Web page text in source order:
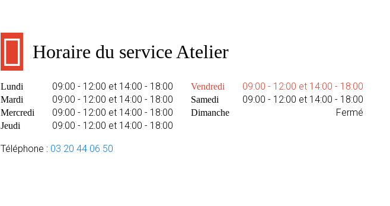
Horaire du service Atelier
Lundi 09:00 - 12:00 et 14:00 - 18:00
Mardi 09:00 - 12:00 et 14:00 - 18:00
Mercredi 09:00 - 12:00 et 14:00 - 18:00
Jeudi 09:00 - 12:00 et 14:00 - 18:00
Vendredi 09:00 - 12:00 et 14:00 - 18:00
Samedi 09:00 - 12:00 et 14:00 - 18:00
Dimanche Fermé
Téléphone : 03 20 44 06 50